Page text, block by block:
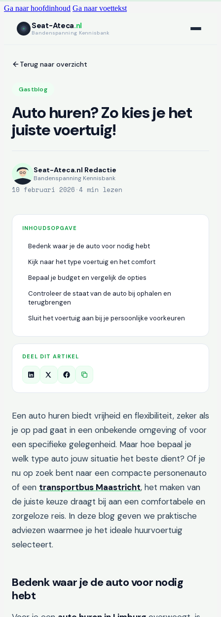
Ga naar hoofdinhoud Ga naar voettekst
Seat-Ateca.nl
Bandenspanning Kennisbank
Terug naar overzicht
Gastblog
Auto huren? Zo kies je het
juiste voertuig!
Seat-Ateca.nl Redactie
Bandenspanning Kennisbank
10 februari 2026 · 4 min lezen
INHOUDSOPGAVE
Bedenk waar je de auto voor nodig hebt
Kijk naar het type voertuig en het comfort
Bepaal je budget en vergelijk de opties
Controleer de staat van de auto bij ophalen en
terugbrengen
Sluit het voertuig aan bij je persoonlijke voorkeuren
DEEL DIT ARTIKEL
Een auto huren biedt vrijheid en flexibiliteit, zeker als
je op pad gaat in een onbekende omgeving of voor
een specifieke gelegenheid. Maar hoe bepaal je
welk type auto jouw situatie het beste dient? Of je
nu op zoek bent naar een compacte personenauto
of een transportbus Maastricht, het maken van
de juiste keuze draagt bij aan een comfortabele en
zorgeloze reis. In deze blog geven we praktische
adviezen waarmee je het ideale huurvoertuig
selecteert.
Bedenk waar je de auto voor nodig
hebt